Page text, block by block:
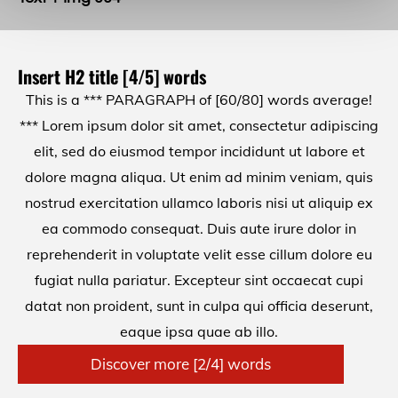
Insert H2 title [4/5] words
This is a *** PARAGRAPH of [60/80] words average!
*** Lorem ipsum dolor sit amet, consectetur adipiscing
elit, sed do eiusmod tempor incididunt ut labore et
dolore magna aliqua. Ut enim ad minim veniam, quis
nostrud exercitation ullamco laboris nisi ut aliquip ex
ea commodo consequat. Duis aute irure dolor in
reprehenderit in voluptate velit esse cillum dolore eu
fugiat nulla pariatur. Excepteur sint occaecat cupi
datat non proident, sunt in culpa qui officia deserunt,
eaque ipsa quae ab illo.
Discover more [2/4] words